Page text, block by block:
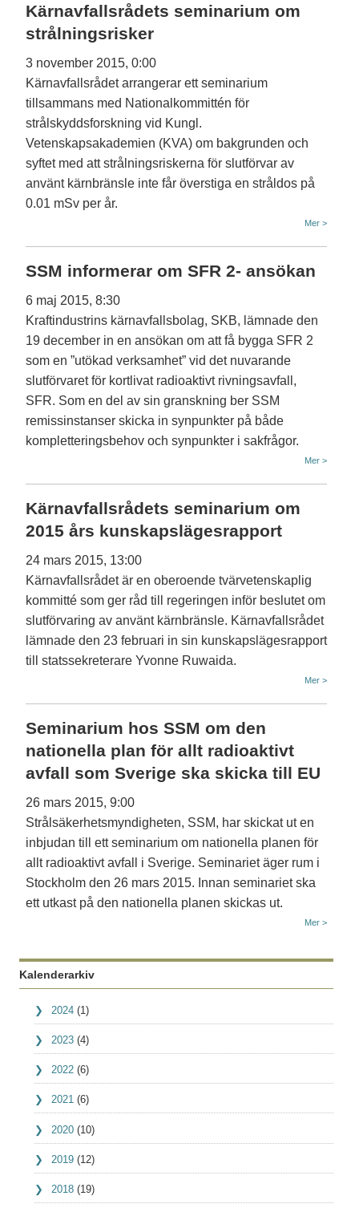
Kärnavfallsrådets seminarium om
strålningsrisker
3 november 2015, 0:00
Kärnavfallsrådet arrangerar ett seminarium
tillsammans med Nationalkommittén för
strålskyddsforskning vid Kungl.
Vetenskapsakademien (KVA) om bakgrunden och
syftet med att strålningsriskerna för slutförvar av
använt kärnbränsle inte får överstiga en stråldos på
0.01 mSv per år.
Mer >
SSM informerar om SFR 2- ansökan
6 maj 2015, 8:30
Kraftindustrins kärnavfallsbolag, SKB, lämnade den
19 december in en ansökan om att få bygga SFR 2
som en ”utökad verksamhet” vid det nuvarande
slutförvaret för kortlivat radioaktivt rivningsavfall,
SFR. Som en del av sin granskning ber SSM
remissinstanser skicka in synpunkter på både
kompletteringsbehov och synpunkter i sakfrågor.
Mer >
Kärnavfallsrådets seminarium om
2015 års kunskapslägesrapport
24 mars 2015, 13:00
Kärnavfallsrådet är en oberoende tvärvetenskaplig
kommitté som ger råd till regeringen inför beslutet om
slutförvaring av använt kärnbränsle. Kärnavfallsrådet
lämnade den 23 februari in sin kunskapslägesrapport
till statssekreterare Yvonne Ruwaida.
Mer >
Seminarium hos SSM om den
nationella plan för allt radioaktivt
avfall som Sverige ska skicka till EU
26 mars 2015, 9:00
Strålsäkerhetsmyndigheten, SSM, har skickat ut en
inbjudan till ett seminarium om nationella planen för
allt radioaktivt avfall i Sverige. Seminariet äger rum i
Stockholm den 26 mars 2015. Innan seminariet ska
ett utkast på den nationella planen skickas ut.
Mer >
Kalenderarkiv
2024 (1)
2023 (4)
2022 (6)
2021 (6)
2020 (10)
2019 (12)
2018 (19)